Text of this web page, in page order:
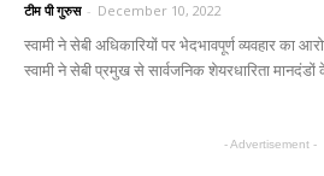
टीम पी गुरुस - December 10, 2022
स्वामी ने सेबी अधिकारियों पर भेदभावपूर्ण व्यवहार का
स्वामी ने सेबी प्रमुख से सार्वजनिक शेयरधारिता
- Advertisement -